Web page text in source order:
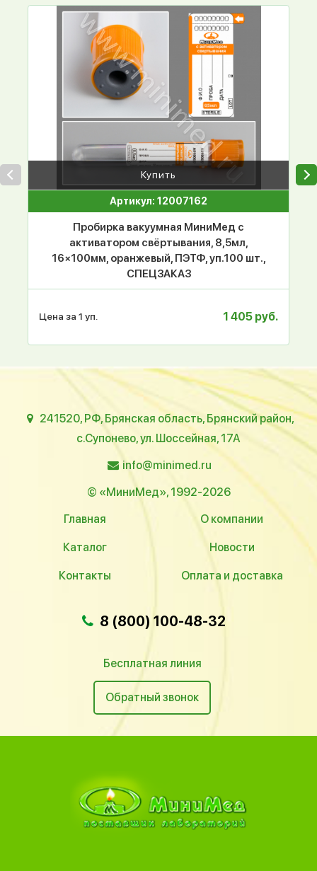
Купить
Артикул: 12007162
Пробирка вакуумная МиниМед с
активатором свёртывания, 8,5мл,
16×100мм, оранжевый, ПЭТФ, уп.100 шт.,
СПЕЦЗАКАЗ
Цена за 1 уп. 1 405 руб.
241520, РФ, Брянская область, Брянский район,
с.Супонево, ул. Шоссейная, 17А
info@minimed.ru
© «МиниМед», 1992-2026
Главная
О компании
Каталог Новости
Контакты Оплата и доставка
8 (800) 100-48-32
Бесплатная линия
Обратный звонок